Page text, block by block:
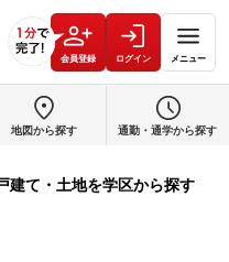
会員登録 ログイン メニュー
地図から探す 通勤・通学から探す
建て・土地を学区から探す